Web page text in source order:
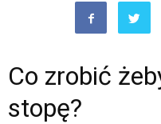
Co zrobić
stopę?